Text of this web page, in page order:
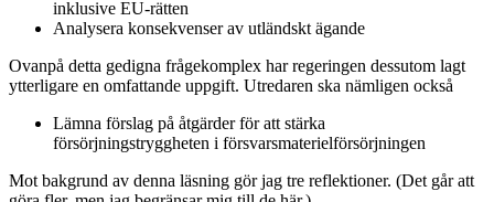
inklusive EU-rätten
Analysera konsekvenser av utländskt ägande
Ovanpå detta gedigna frågekomplex har regeringen dessutom lagt
ytterligare en omfattande uppgift. Utredaren ska nämligen också
Lämna förslag på åtgärder för att stärka
försörjningstryggheten i försvarsmaterielförsörjningen
Mot bakgrund av denna läsning gör jag tre reflektioner. (Det går att